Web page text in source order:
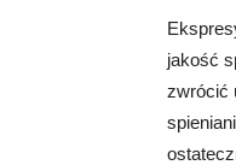
jakość
zwrócić